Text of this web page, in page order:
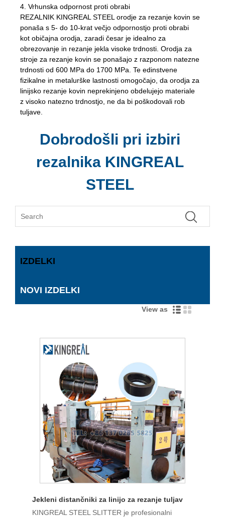
4. Vrhunska odpornost proti obrabi
REZALNIK KINGREAL STEEL orodje za rezanje kovin se
ponaša s 5- do 10-krat večjo odpornostjo proti obrabi
kot običajna orodja, zaradi česar je idealno za
obrezovanje in rezanje jekla visoke trdnosti. Orodja za
stroje za rezanje kovin se ponašajo z razponom natezne
trdnosti od 600 MPa do 1700 MPa. Te edinstvene
fizikalne in metalurške lastnosti omogočajo, da orodja za
linijsko rezanje kovin neprekinjeno obdelujejo materiale
z visoko natezno trdnostjo, ne da bi poškodovali rob
tuljave.
Dobrodošli pri izbiri
rezalnika KINGREAL
STEEL
IZDELKI
NOVI IZDELKI
View as
Jekleni distančniki za linijo za rezanje tuljav
KINGREAL STEEL SLITTER je profesionalni